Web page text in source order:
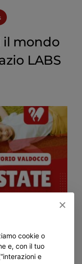
il mondo
LABS
cookie o
e, con il tuo
e